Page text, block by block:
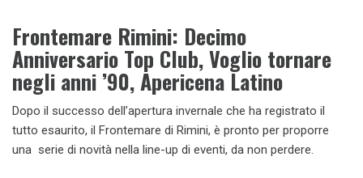
Frontemare Rimini: Decimo
Anniversario Top Club, Voglio tornare
negli anni ’90, Apericena Latino
Dopo il successo dell’apertura invernale che ha registrato il
tutto esaurito, il Frontemare di Rimini, è pronto per proporre
una serie di novità nella line-up di eventi, da non perdere.